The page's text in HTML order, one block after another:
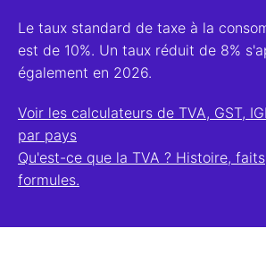
Le taux standard de taxe à la
est de 10%. Un taux réduit de 8%
également en 2026.
Voir les calculateurs de TVA, GST,
par pays
Qu'est-ce que la TVA ? Histoire,
formules.